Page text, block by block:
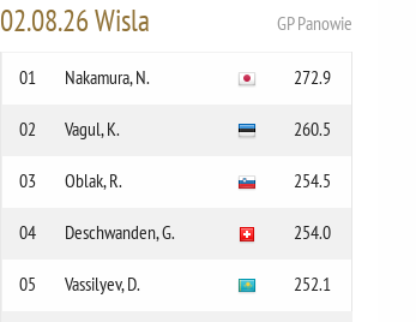
02.08.26 Wisla GP Panowie
01 Nakamura, N. 272.9
02 Vagul, K. 260.5
03 Oblak, R. 254.5
04 Deschwanden, G. 254.0
05 Vassilyev, D. 252.1